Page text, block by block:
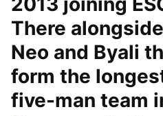
There
Neo and Byali
form the
five-man team